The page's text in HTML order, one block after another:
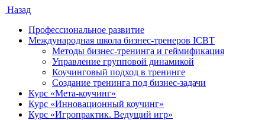
Назад
Профессиональное развитие
Международная школа бизнес-тренеров ICBT
Методы бизнес-тренинга и геймификация
Управление групповой динамикой
Коучинговый подход в тренинге
Создание тренинга под бизнес-задачи
Курс «Мета-коучинг»
Курс «Инновационный коучинг»
Курс «Игропрактик. Ведущий игр»